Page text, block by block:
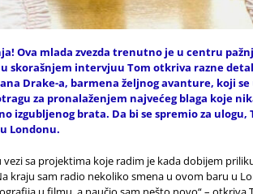
Ova mlada zvezda trenutno je u centru
skorašnjem intervjuu Tom otkriva razne
Drake-a, barmena željnog avanture, koji
za pronalaženjem najvećeg blaga koje
izgubljenog brata. Da bi se spremio za ulogu,
Londonu.
vezi sa projektima koje radim je kada dobijem
kraju sam radio nekoliko smena u ovom baru u